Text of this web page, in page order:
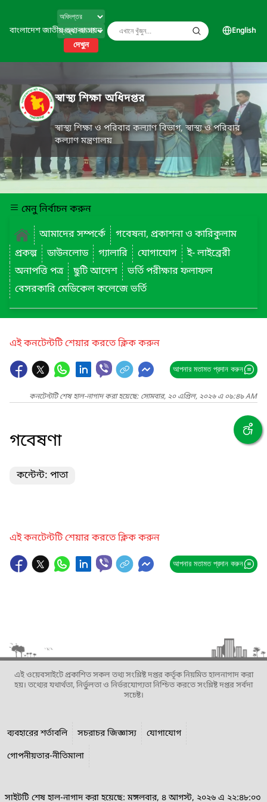
বাংলাদেশ জাতীয় তথ্য বাতায়ন
দেখুন
English
স্বাস্থ্য শিক্ষা অধিদপ্তর
স্বাস্থ্য শিক্ষা ও পরিবার কল্যাণ বিভাগ, স্বাস্থ্য ও পরিবার
কল্যাণ মন্ত্রণালয়
মেনু নির্বাচন করুন
আমাদের সম্পর্কে
গবেষনা, প্রকাশনা ও কারিকুলাম
প্রকল্প
ডাউনলোড গ্যালারি যোগাযোগ
ই- লাইব্রেরী
অনাপত্তি পত্র
ছুটি আদেশ
ভর্তি পরীক্ষার ফলাফল
বেসরকারি মেডিকেল কলেজে ভর্তি
এই কনটেন্টটি শেয়ার করতে ক্লিক করুন
আপনার মতামত প্রদান করুন
কনটেন্টটি শেষ হাল-নাগাদ করা হয়েছে: সোমবার, ২০ এপ্রিল, ২০২৬ এ ০৯:৪৯ AM
গবেষণা
কন্টেন্ট: পাতা
এই কনটেন্টটি শেয়ার করতে ক্লিক করুন
আপনার মতামত প্রদান করুন
এই ওয়েবসাইটে প্রকাশিত সকল তথ্য সংশ্লিষ্ট দপ্তর কর্তৃক নিয়মিত হালনাগাদ করা
হয়। তথ্যের যথার্থতা, নির্ভুলতা ও নির্ভরযোগ্যতা নিশ্চিত করতে সংশ্লিষ্ট দপ্তর সর্বদা
সচেষ্ট।
ব্যবহারের শর্তাবলি সচরাচর জিজ্ঞাস্য
যোগাযোগ
গোপনীয়তার-নীতিমালা
সাইটটি শেষ হাল-নাগাদ করা হয়েছে: মঙ্গলবার, ৪ আগস্ট, ২০২৬ এ ২২:৪৮:০৩